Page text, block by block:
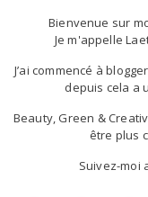
Bienvenue sur
Je m'appelle
J’ai commencé à
depuis cela a
Beauty, Green &
être plus
Suivez-moi